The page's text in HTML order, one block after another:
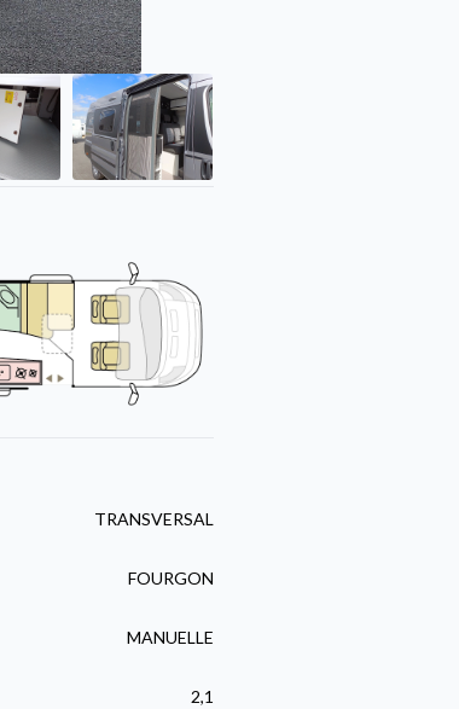
TRANSVERSAL
FOURGON
MANUELLE
2,1